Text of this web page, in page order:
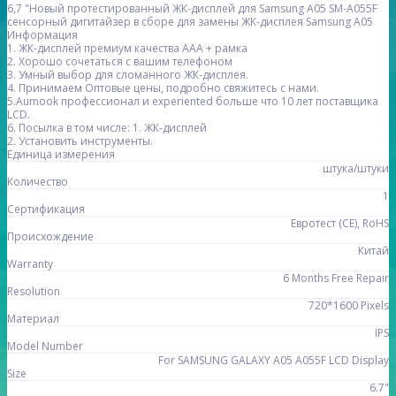
6,7 "Новый протестированный ЖК-дисплей для Samsung A05 SM-A055F
сенсорный дигитайзер в сборе для замены ЖК-дисплея Samsung A05
Информация
1. ЖК-дисплей премиум качества AAA + рамка
2. Хорошо сочетаться с вашим телефоном
3. Умный выбор для сломанного ЖК-дисплея.
4. Принимаем Оптовые цены, подробно свяжитесь с нами.
5.Aumook профессионал и experiented больше что 10 лет поставщика
LCD.
6. Посылка в том числе: 1. ЖК-дисплей
2. Установить инструменты.
Единица измерения
штука/штуки
Количество
1
Сертификация
Евротест (СЕ), RoHS
Происхождение
Китай
Warranty
6 Months Free Repair
Resolution
720*1600 Pixels
Материал
IPS
Model Number
For SAMSUNG GALAXY A05 A055F LCD Display
Size
6.7"